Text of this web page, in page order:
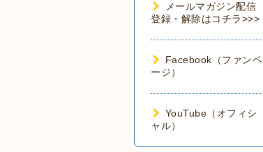
メールマガジン配信
登録・解除はコチラ>>>
Facebook（ファンペ
ージ）
YouTube（オフィシ
ャル）